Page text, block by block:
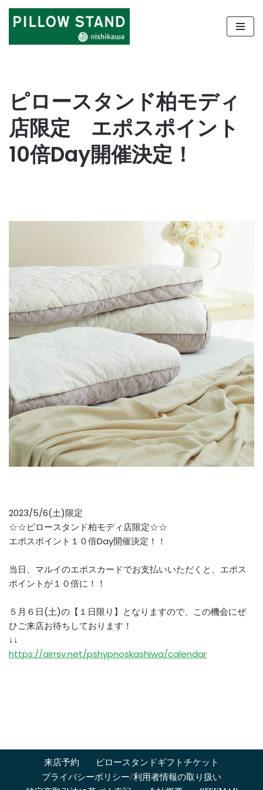
ン
へ
ス
キ
ッ
ピロースタンド柏モディ
店限定 エポスポイント
10倍Day開催決定！
2023/5/6(土)限定
☆☆ピロースタンド柏モディ店限定☆☆
エポスポイント１０倍Day開催決定！！
当日、マルイのエポスカードでお支払いいただくと、エポス
ポイントが１０倍に！！
５月６日(土)の【１日限り】となりますので、この機会にぜ
ひご来店お待ちしております！
↓↓
https://airrsv.net/pshypnoskashiwa/calendar
来店予約
ピロースタンドギフトチケット
プライバシーポリシー/利用者情報の取り扱い